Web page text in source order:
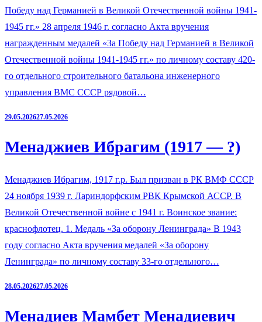
Победу над Германией в Великой Отечественной войны 1941-
1945 гг.» 28 апреля 1946 г. согласно Акта вручения
награжденным медалей «За Победу над Германией в Великой
Отечественной войны 1941-1945 гг.» по личному составу 420-
го отдельного строительного батальона инженерного
управления ВМС СССР рядовой…
29.05.202627.05.2026
Менаджиев Ибрагим (1917 — ?)
Менаджиев Ибрагим, 1917 г.р. Был призван в РК ВМФ СССР
24 ноября 1939 г. Лариндорфским РВК Крымской АССР. В
Великой Отечественной войне с 1941 г. Воинское звание:
краснофлотец. 1. Медаль «За оборону Ленинграда» В 1943
году согласно Акта вручения медалей «За оборону
Ленинграда» по личному составу 33-го отдельного…
28.05.202627.05.2026
Менадиев Мамбет Менадиевич